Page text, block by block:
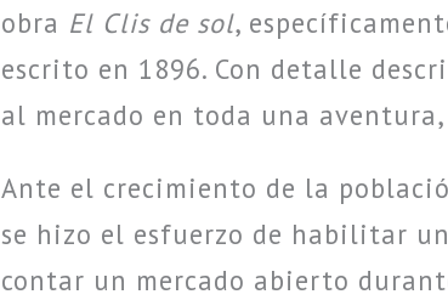
obra El Clis de sol,
escrito en 1896. Con detalle
al mercado en toda una
Ante el crecimiento de la
se hizo el esfuerzo de habilitar
contar un mercado abierto